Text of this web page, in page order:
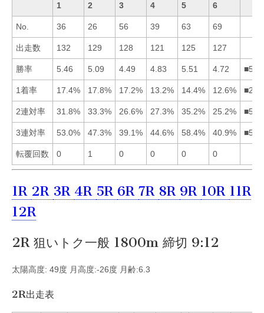
1 2 3 4 5 6
No. 36 26 56 39 63 69
出走数 132 129 128 121 125 127
勝率 5.46 5.09 4.49 4.83 5.51 4.72
1着率 17.4% 17.8% 17.2% 13.2% 14.4% 12.6%
2連対率 31.8% 33.3% 26.6% 27.3% 35.2% 25.2%
3連対率 53.0% 47.3% 39.1% 44.6% 58.4% 40.9%
転覆回数 0 1 0 0 0 0
1R 2R 3R 4R 5R 6R 7R 8R 9R 10R 11R
12R
2R 狙いトク一般 1800m 締切 9:12
太陽高度: 49度 月高度:-26度 月齢:6.3
2R出走表